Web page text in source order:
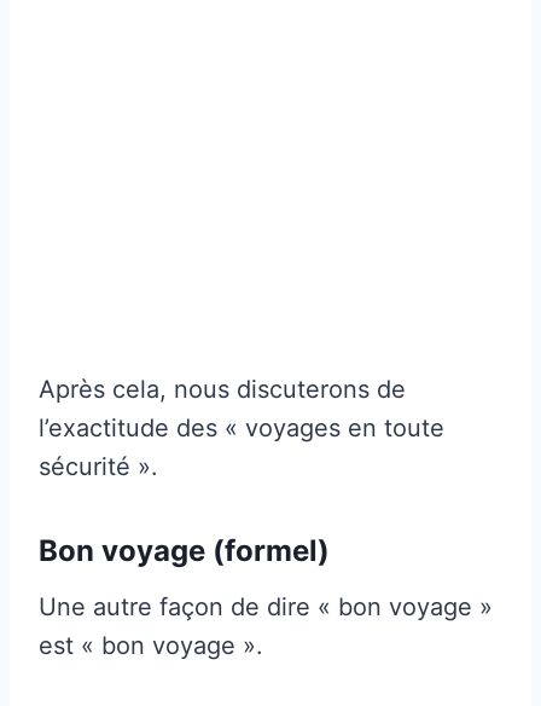
Après cela, nous discuterons de
l’exactitude des « voyages en toute
sécurité ».
Bon voyage (formel)
Une autre façon de dire « bon voyage »
est « bon voyage ».